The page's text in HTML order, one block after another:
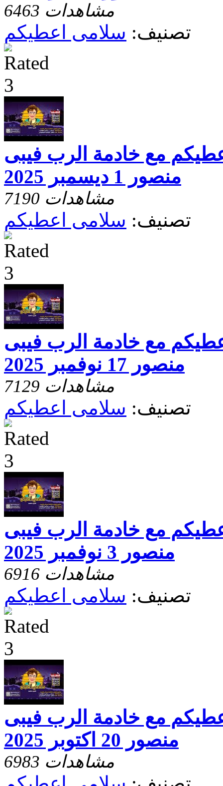
6463 مشاهدات
تصنيف: سلامى اعطيكم
مع خادمة الرب فيبى
منصور 1 ديسمبر 2025
7190 مشاهدات
تصنيف: سلامى اعطيكم
مع خادمة الرب فيبى
منصور 17 نوفمبر 2025
7129 مشاهدات
تصنيف: سلامى اعطيكم
مع خادمة الرب فيبى
منصور 3 نوفمبر 2025
6916 مشاهدات
تصنيف: سلامى اعطيكم
مع خادمة الرب فيبى
منصور 20 اكتوبر 2025
6983 مشاهدات